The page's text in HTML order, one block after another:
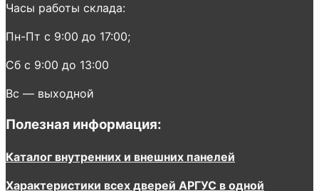
Часы работы склада:
Пн-Пт с 9:00 до 17:00;
Сб с 9:00 до 13:00
Вс — выходной
Полезная информация:
Каталог внутренних и внешних панелей
Характеристики всех дверей АРГУС в одной